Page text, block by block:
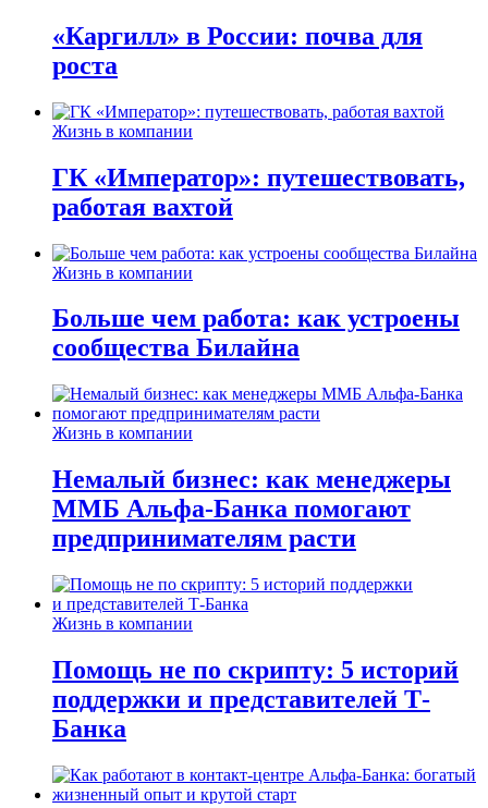
«Каргилл» в России: почва для
роста
Жизнь в компании
ГК «Император»: путешествовать,
работая вахтой
Жизнь в компании
Больше чем работа: как устроены
сообщества Билайна
Жизнь в компании
Немалый бизнес: как менеджеры
ММБ Альфа-Банка помогают
предпринимателям расти
Жизнь в компании
Помощь не по скрипту: 5 историй
поддержки и представителей Т-
Банка